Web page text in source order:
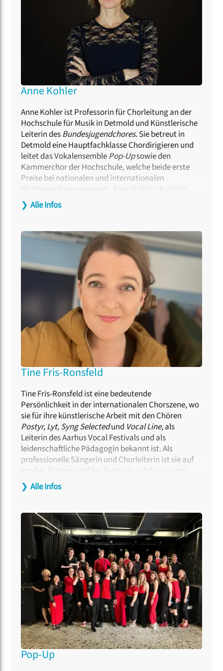
Anne Kohler
Anne Kohler ist Professorin für Chorleitung an der
Hochschule für Musik in Detmold und Künstlerische
Leiterin desBundesjugendchores. Sie betreut in
Detmold eine Hauptfachklasse Chordirigieren und
leitet das VokalensemblePop-Upsowie den
Kammerchor der Hochschule, welche beide erste
Preise bei nationalen und internationalen
Wettbewerben gewannen. Anne Kohler studierte
Schulmusik, Dirigieren und Gesang und vertiefte die
Ausbildung in Meisterkursen bei Eric Ericsson,
Jazz/Pop-Chor bekam sie wichtige Impulse durch
die Zusammenarbeit mit Oliver Gies, Jens Johansen,
Morten Vinter, Sascha Cohn, Peder Karlsson und
Thierry Lalo. Als Dozentin für Kurse zu den Themen
Dirigieren, Stimmbildung und Jazzchorleitung sowie
als Jurorin ist sie international tätig.
❯ Alle Infos
Tine Fris-Ronsfeld
Tine Fris-Ronsfeld ist eine bedeutende
Persönlichkeit in der internationalen Chorszene, wo
sie für ihre künstlerische Arbeit mit den Chören
Postyr, Lyt, Syng Selectedund Vocal Line,als
Leiterin des Aarhus Vocal Festivals und als
leidenschaftliche Pädagogin bekannt ist. Als
professionelle Sängerin und Chorleiterin ist sie auf
großen Bühnen und bei Festivals auf der ganzen
Welt aufgetreten. Im Herbst 2025 gründete sie den
ChorVoA – Voices of Aarhus,
Fris-Ronsfeld hat mehr als 1.000 Workshops und
Coachings auf allen Niveaus geleitet und zusammen
mit Kristoffer Fynbo Thorning mehrere Bücher über
Eisbrecher und Chor-Aufwärmübungen
veröffentlicht. Ihre Arrangements und
Kompositionen erscheinen bei dänischen und
internationalen Verlagen.
❯ Alle Infos
Pop-Up